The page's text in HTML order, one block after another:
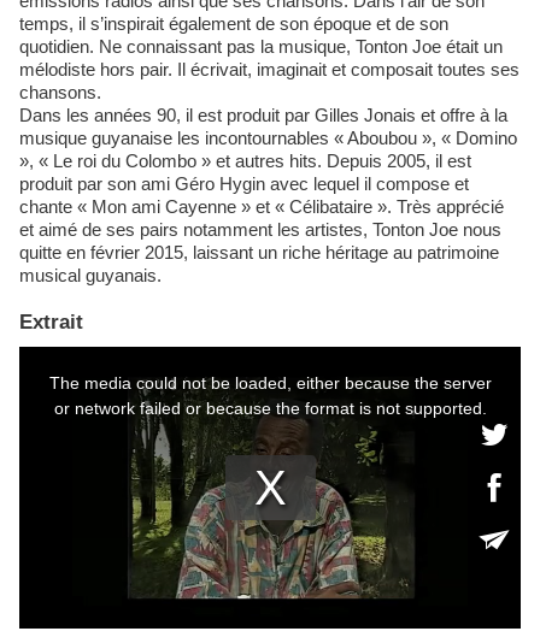
temps, il s’inspirait également de son époque et de son
quotidien. Ne connaissant pas la musique, Tonton Joe était un
mélodiste hors pair. Il écrivait, imaginait et composait toutes ses
chansons.
Dans les années 90, il est produit par Gilles Jonais et offre à la
musique guyanaise les incontournables « Aboubou », « Domino
», « Le roi du Colombo » et autres hits. Depuis 2005, il est
produit par son ami Géro Hygin avec lequel il compose et
chante « Mon ami Cayenne » et « Célibataire ». Très apprécié
et aimé de ses pairs notamment les artistes, Tonton Joe nous
quitte en février 2015, laissant un riche héritage au patrimoine
musical guyanais.
Extrait